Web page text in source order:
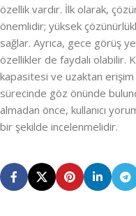
özellik vardır. İlk olarak,
önemlidir; yüksek
sağlar. Ayrıca, gece görüş
özellikler de faydalı olabilir.
kapasitesi ve uzaktan
sürecinde göz önünde
almadan önce, kullanıcı
bir şekilde incelenmelidir.